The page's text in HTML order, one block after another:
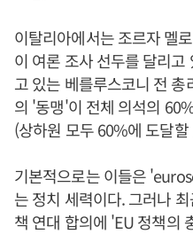
이탈리아에서는 조르자 멜
이 여론 조사 선두를 달리
고 있는 베를루스코니 전
의 '동맹'이 전체 의석의
(상하원 모두 60%에 도달
기본적으로는 이들은
는 정치 세력이다. 그러나
책 연대 합의에 'EU 정책의